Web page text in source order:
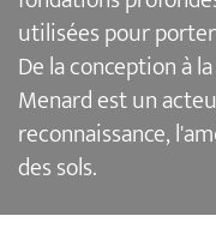
utilisées pour
De la conception à
Menard est un
reconnaissance,
des sols.